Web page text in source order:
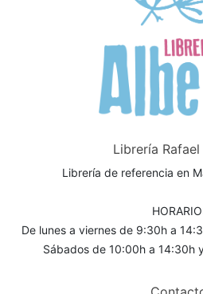
Librería
Librería de referencia en
De lunes a viernes de 9:30h a
Sábados de 10:00h a 14:30h